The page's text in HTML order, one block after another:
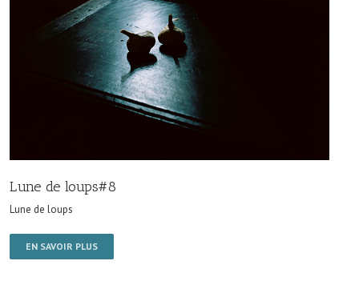
Lune de loups#8
Lune de loups
EN SAVOIR PLUS